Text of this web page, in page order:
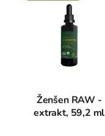
Ženšen RAW -
extrakt, 59,2 ml